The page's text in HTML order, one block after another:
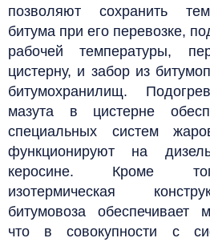
позволяют сохранить
битума при его перевозке,
рабочей температуры,
цистерну, и забор из
битумохранилищ.
мазута в цистерне
специальных систем
функционируют на
керосине. Кроме
изотермическая
битумовоза обеспечивает
что в совокупности с